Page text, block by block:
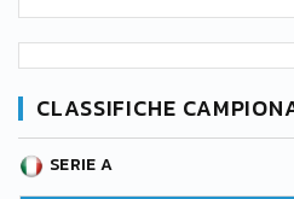
CLASSIFICHE
SERIE A